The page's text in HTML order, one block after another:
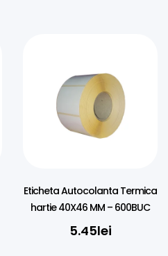
Eticheta Autocolanta Termica
hartie 40X46 MM – 600BUC
5.45lei